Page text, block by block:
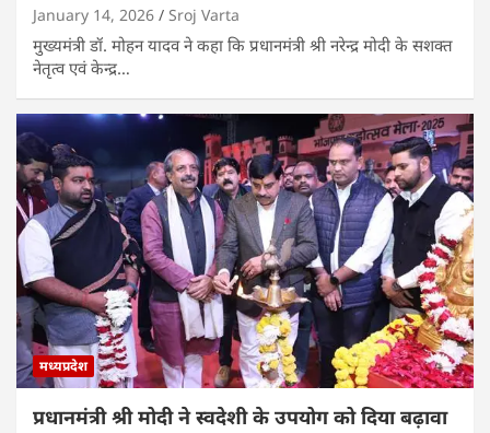
January 14, 2026 Sroj Varta
मुख्यमंत्री डॉ. मोहन यादव ने कहा कि प्रधानमंत्री श्री नरेन्द्र मोदी के सशक्त
नेतृत्व एवं केन्द्र…
मध्यप्रदेश
प्रधानमंत्री श्री मोदी ने स्वदेशी के उपयोग को दिया बढ़ावा